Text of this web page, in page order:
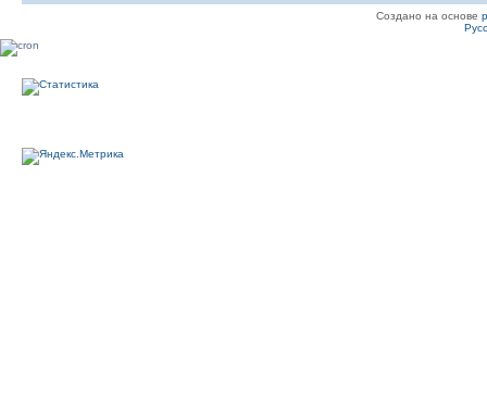
Создано на основе